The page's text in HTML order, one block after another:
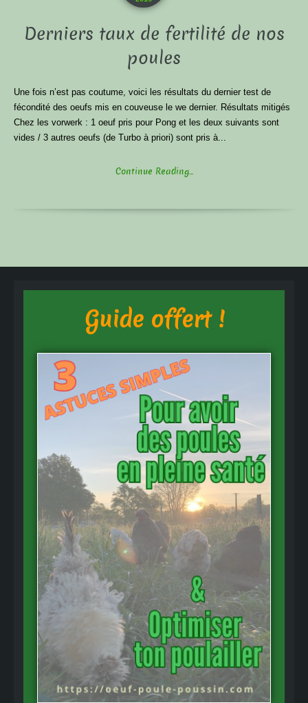
Derniers taux de fertilité de nos
poules
Une fois n’est pas coutume, voici les résultats du dernier test de
fécondité des oeufs mis en couveuse le we dernier. Résultats mitigés
Chez les vorwerk : 1 oeuf pris pour Pong et les deux suivants sont
vides / 3 autres oeufs (de Turbo à priori) sont pris à...
Continue Reading...
Guide offert !